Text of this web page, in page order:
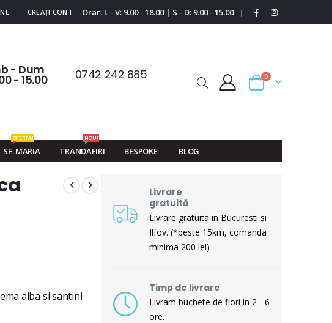
CREAȚI CONT Orar: L - V: 9.00 - 18.00 | S - D: 9.00 - 15.00 |
- Dum
- 15.00 0742 242 885
Cart
0
SF. MARIA
OFERTA!
TRANDAFIRI
NOU!
BESPOKE BLOG
alba si santini
Livrare
gratuită
Livrare gratuita in Bucuresti si
Ilfov. (*peste 15km, comanda
minima 200 lei)
Timp de livrare
Livram buchete de flori in 2 - 6
ore.